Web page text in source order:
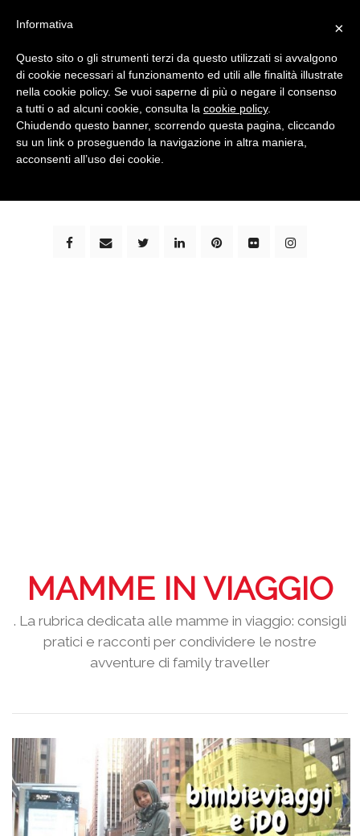
bimbi e viaggi - family travel blog: community #1 in
MAMME IN VIAGGIO
. La rubrica dedicata alle mamme in viaggio: consigli
pratici e racconti per condividere le nostre
avventure di family traveller
×
Informativa
Questo sito o gli strumenti terzi da questo utilizzati si avvalgono
di cookie necessari al funzionamento ed utili alle finalità illustrate
nella cookie policy. Se vuoi saperne di più o negare il consenso
a tutti o ad alcuni cookie, consulta la cookie policy.
Chiudendo questo banner, scorrendo questa pagina, cliccando
su un link o proseguendo la navigazione in altra maniera,
acconsenti all’uso dei cookie.